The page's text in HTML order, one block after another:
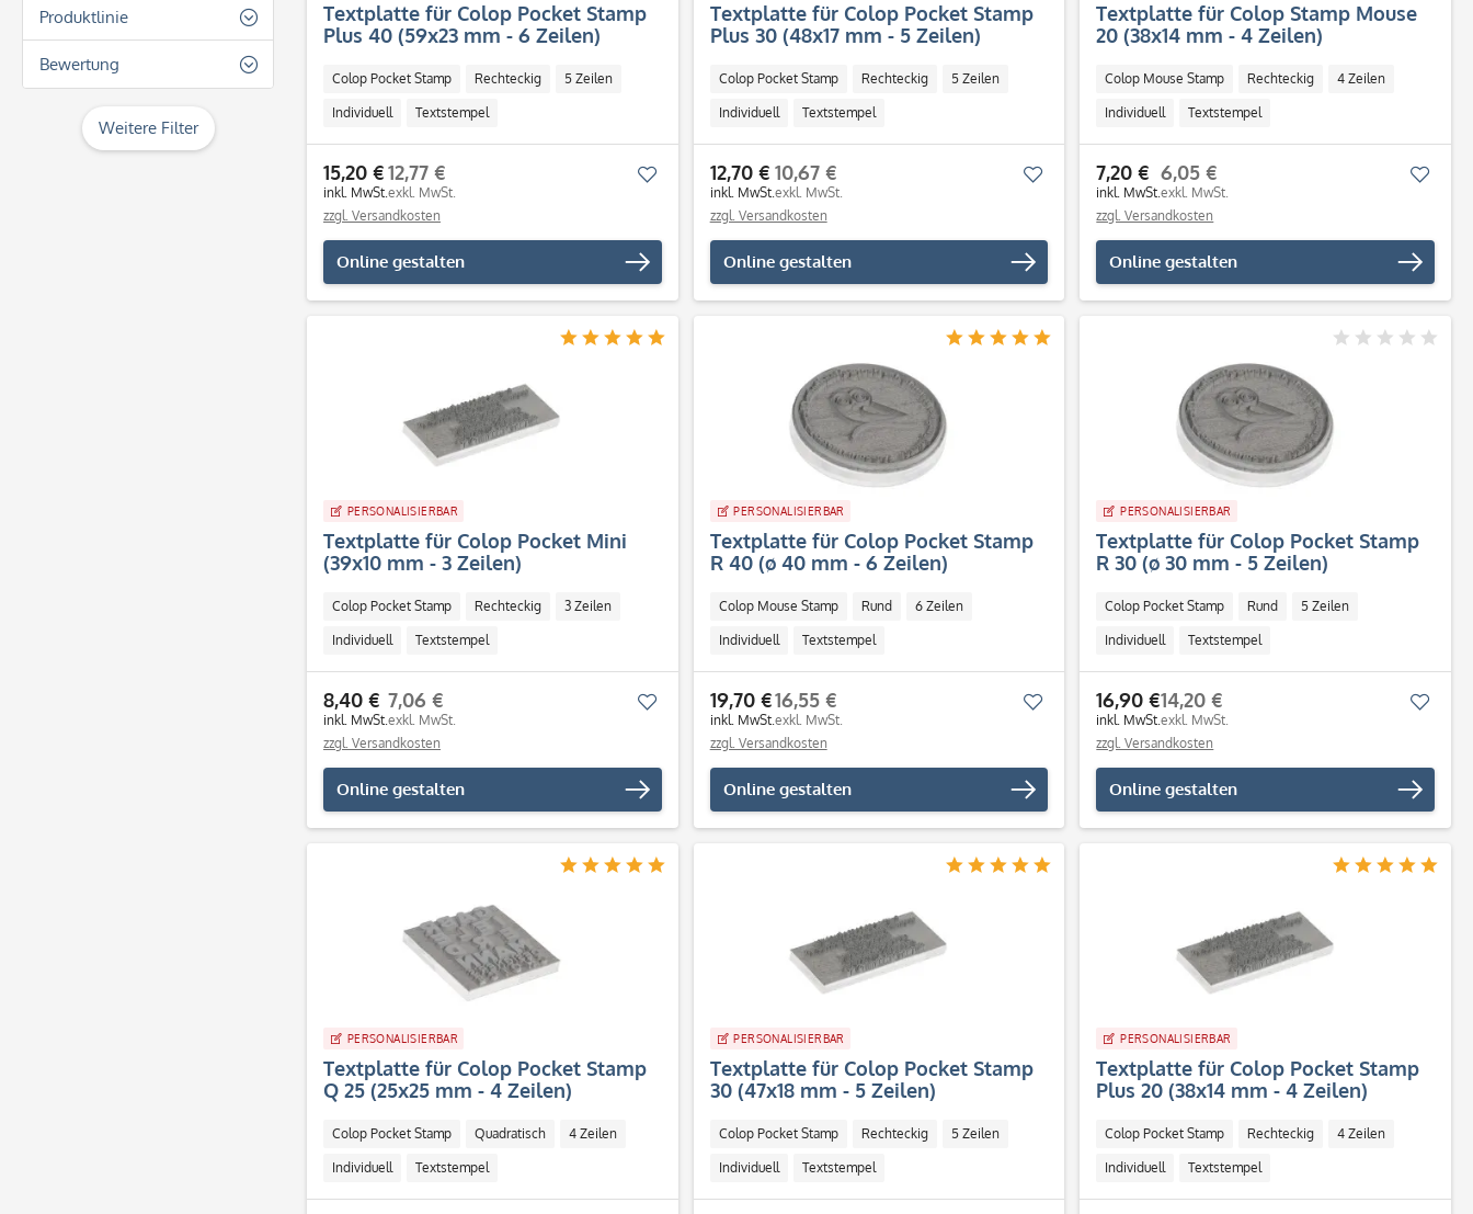
6 Zeilen
Quadratisch
Rechteckig
Produktlinie
Colop Mouse Stamp
Colop Pocket Stamp
Bewertung
& mehr
Weitere Filter
Textplatte für Colop Pocket Stamp
Plus 40 (59x23 mm - 6 Zeilen)
Colop Pocket Stamp Rechteckig 5 Zeilen
Individuell Textstempel
15,20 €
inkl. MwSt.
12,77 €
exkl. MwSt.
zzgl. Versandkosten
Online gestalten
Merken
Textplatte für Colop Pocket Stamp
Plus 30 (48x17 mm - 5 Zeilen)
Colop Pocket Stamp Rechteckig 5 Zeilen
Individuell Textstempel
12,70 €
inkl. MwSt.
10,67 €
exkl. MwSt.
zzgl. Versandkosten
Online gestalten
Merken
Textplatte für Colop Stamp Mouse
20 (38x14 mm - 4 Zeilen)
Colop Mouse Stamp Rechteckig 4 Zeilen
Individuell Textstempel
7,20 €
inkl. MwSt.
6,05 €
exkl. MwSt.
zzgl. Versandkosten
Online gestalten
PERSONALISIERBAR
Textplatte für Colop Pocket Mini
(39x10 mm - 3 Zeilen)
Colop Pocket Stamp Rechteckig 3 Zeilen
Individuell Textstempel
8,40 €
inkl. MwSt.
7,06 €
exkl. MwSt.
zzgl. Versandkosten
Online gestalten
Merken
PERSONALISIERBAR
Textplatte für Colop Pocket Stamp
R 40 (ø 40 mm - 6 Zeilen)
Colop Mouse Stamp Rund 6 Zeilen
Individuell Textstempel
19,70 €
inkl. MwSt.
16,55 €
exkl. MwSt.
zzgl. Versandkosten
Online gestalten
Merken
PERSONALISIERBAR
Textplatte für Colop Pocket Stamp
R 30 (ø 30 mm - 5 Zeilen)
Colop Pocket Stamp Rund 5 Zeilen
Individuell Textstempel
16,90 €
inkl. MwSt.
14,20 €
exkl. MwSt.
zzgl. Versandkosten
Online gestalten
PERSONALISIERBAR
Textplatte für Colop Pocket Stamp
Q 25 (25x25 mm - 4 Zeilen)
Colop Pocket Stamp Quadratisch 4 Zeilen
Individuell Textstempel
PERSONALISIERBAR
Textplatte für Colop Pocket Stamp
30 (47x18 mm - 5 Zeilen)
Colop Pocket Stamp Rechteckig 5 Zeilen
Individuell Textstempel
PERSONALISIERBAR
Textplatte für Colop Pocket Stamp
Plus 20 (38x14 mm - 4 Zeilen)
Colop Pocket Stamp Rechteckig 4 Zeilen
Individuell Textstempel